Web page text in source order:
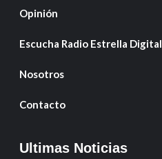
Opinión
Escucha Radio Estrella Digital
Nosotros
Contacto
Ultimas Noticias